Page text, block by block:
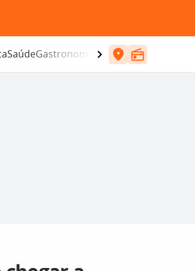
SaúdeGastronomia Entretenimento